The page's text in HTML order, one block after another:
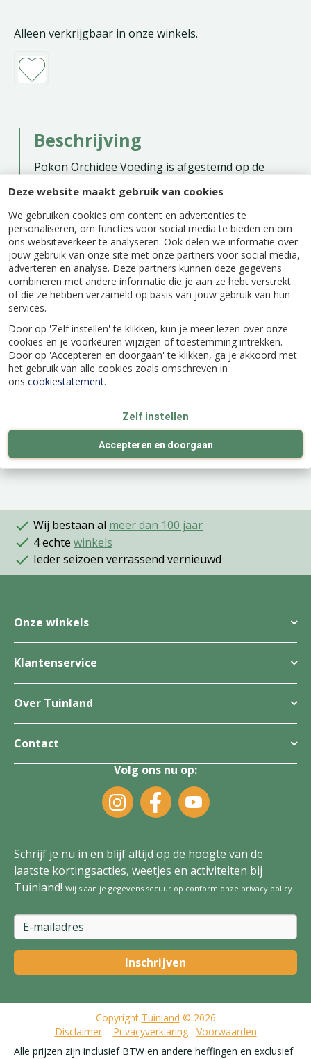
Deze website maakt gebruik van cookies
We gebruiken cookies om content en advertenties te
personaliseren, om functies voor social media te bieden en om
ons websiteverkeer te analyseren. Ook delen we informatie over
jouw gebruik van onze site met onze partners voor social media,
adverteren en analyse. Deze partners kunnen deze gegevens
combineren met andere informatie die je aan ze hebt verstrekt
of die ze hebben verzameld op basis van jouw gebruik van hun
services.
Door op 'Zelf instellen' te klikken, kun je meer lezen over onze
cookies en je voorkeuren wijzigen of toestemming intrekken.
Door op 'Accepteren en doorgaan' te klikken, ga je akkoord met
het gebruik van alle cookies zoals omschreven in
ons cookiestatement.
Zelf instellen
Accepteren en doorgaan
Alleen verkrijgbaar in onze winkels.
Beschrijving
Pokon Orchidee Voeding is afgestemd op de
Regelmatig gebruik ondersteunt een gezonde
plantontwikkeling en draagt bij aan een
langdurige bloei. Geschikt voor diverse
orchideeënsoorten.
Specificaties
EAN code 8711969015180
250 ml
Wij bestaan al meer dan 100 jaar
4 echte winkels
Ieder seizoen verrassend vernieuwd
Onze winkels
Klantenservice
Over Tuinland
Contact
Volg ons nu op:
Schrijf je nu in en blijf altijd op de hoogte van de
laatste kortingsacties, weetjes en activiteiten bij
Tuinland! Wij slaan je gegevens secuur op conform onze privacy policy.
Copyright Tuinland © 2026
Disclaimer
Privacyverklaring
Voorwaarden
Alle prijzen zijn inclusief BTW en andere heffingen en exclusief